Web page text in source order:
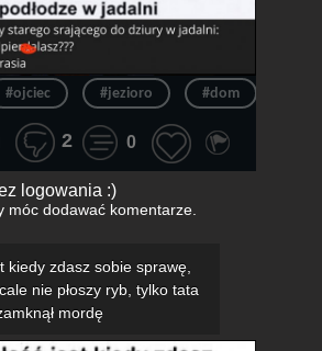
#ojciec #jezioro #dom
2 0
logowania :)
móc dodawać komentarze.
kiedy zdasz sobie sprawę,
nie płoszy ryb, tylko tata
mordę